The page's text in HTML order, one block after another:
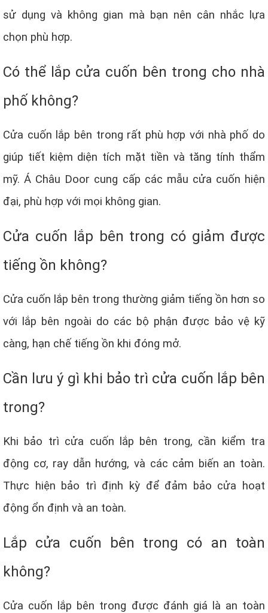
sử dụng và không gian mà bạn nên cân nhắc lựa
chọn phù hợp.
Có thể lắp cửa cuốn bên trong cho nhà
phố không?
Cửa cuốn lắp bên trong rất phù hợp với nhà phố do
giúp tiết kiệm diện tích mặt tiền và tăng tính thẩm
mỹ. Á Châu Door cung cấp các mẫu cửa cuốn hiện
đại, phù hợp với mọi không gian.
Cửa cuốn lắp bên trong có giảm được
tiếng ồn không?
Cửa cuốn lắp bên trong thường giảm tiếng ồn hơn so
với lắp bên ngoài do các bộ phận được bảo vệ kỹ
càng, hạn chế tiếng ồn khi đóng mở.
Cần lưu ý gì khi bảo trì cửa cuốn lắp bên
trong?
Khi bảo trì cửa cuốn lắp bên trong, cần kiểm tra
động cơ, ray dẫn hướng, và các cảm biến an toàn.
Thực hiện bảo trì định kỳ để đảm bảo cửa hoạt
động ổn định và an toàn.
Lắp cửa cuốn bên trong có an toàn
không?
Cửa cuốn lắp bên trong được đánh giá là an toàn